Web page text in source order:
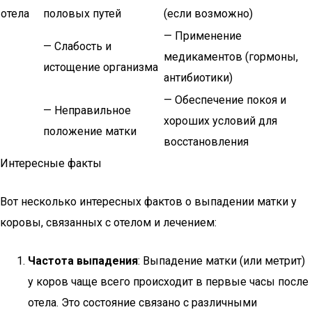
отела
половых путей
(если возможно)
— Слабость и
истощение организма
— Применение
медикаментов (гормоны,
антибиотики)
— Неправильное
положение матки
— Обеспечение покоя и
хороших условий для
восстановления
Интересные факты
Вот несколько интересных фактов о выпадении матки у
коровы, связанных с отелом и лечением:
Частота выпадения: Выпадение матки (или метрит)
у коров чаще всего происходит в первые часы после
отела. Это состояние связано с различными